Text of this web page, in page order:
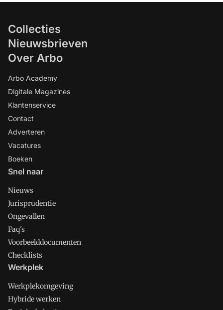
Collecties
Nieuwsbrieven
Over Arbo
Arbo Academy
Digitale Magazines
Klantenservice
Contact
Adverteren
Vacatures
Boeken
Snel naar
Nieuws
Jurisprudentie
Ongevallen
Faq's
Voorbeelddocumenten
Checklists
Werkplek
Werkplekomgeving
Hybride werken